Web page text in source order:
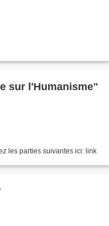
sur l'Humanisme"
les parties suivantes ici: link